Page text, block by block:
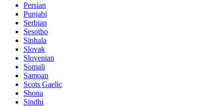
Persian
Punjabi
Serbian
Sesotho
Sinhala
Slovak
Slovenian
Somali
Samoan
Scots Gaelic
Shona
Sindhi